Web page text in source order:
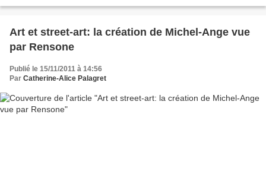
Art et street-art: la création de Michel-Ange vue
par Rensone
Publié le 15/11/2011 à 14:56
Par Catherine-Alice Palagret